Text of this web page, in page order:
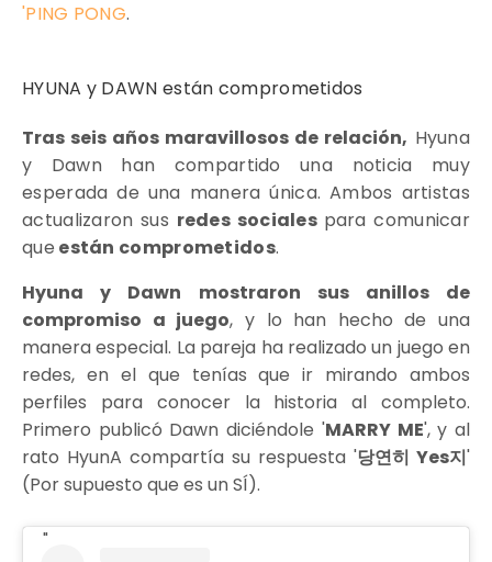
'PING PONG.
HYUNA y DAWN están comprometidos
Tras seis años maravillosos de relación, Hyuna
y Dawn han compartido una noticia muy
esperada de una manera única. Ambos artistas
actualizaron sus redes sociales para comunicar
que están comprometidos.
Hyuna y Dawn mostraron sus anillos de
compromiso a juego, y lo han hecho de una
manera especial. La pareja ha realizado un juego en
redes, en el que tenías que ir mirando ambos
perfiles para conocer la historia al completo.
Primero publicó Dawn diciéndole 'MARRY ME', y al
rato HyunA compartía su respuesta '당연히 Yes지'
(Por supuesto que es un SÍ).